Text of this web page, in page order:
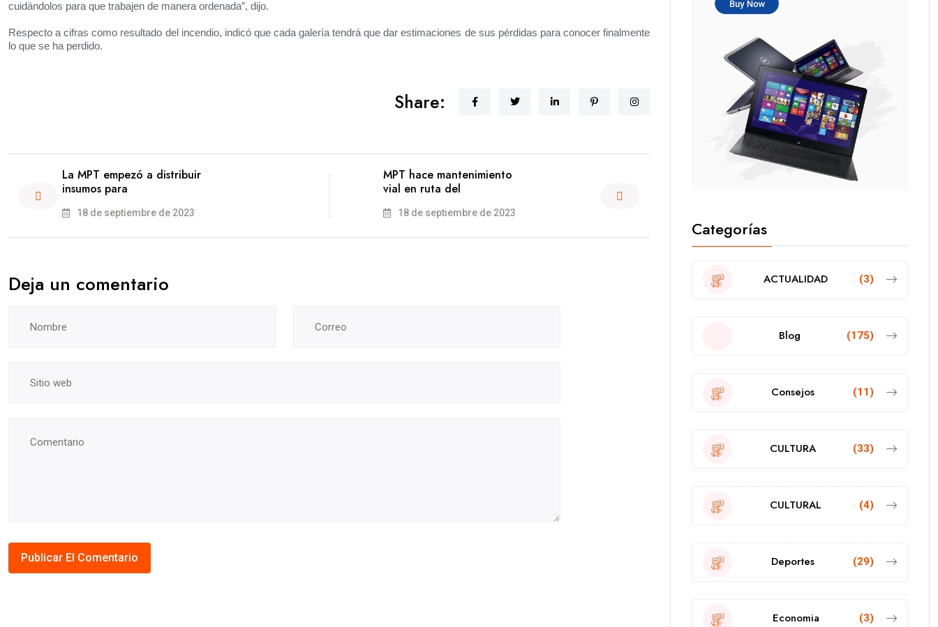
cuidándolos para que trabajen de manera ordenada”, dijo.
Respecto a cifras como resultado del incendio, indicó que cada galería tendrá que dar estimaciones de sus pérdidas para conocer finalmente
lo que se ha perdido.
Share:
La MPT empezó a distribuir
insumos para
18 de septiembre de 2023
MPT hace mantenimiento
vial en ruta del
18 de septiembre de 2023
Deja un comentario
Categorías
ACTUALIDAD (3)
Blog (175)
Consejos (11)
CULTURA (33)
CULTURAL (4)
Deportes (29)
Economia (3)